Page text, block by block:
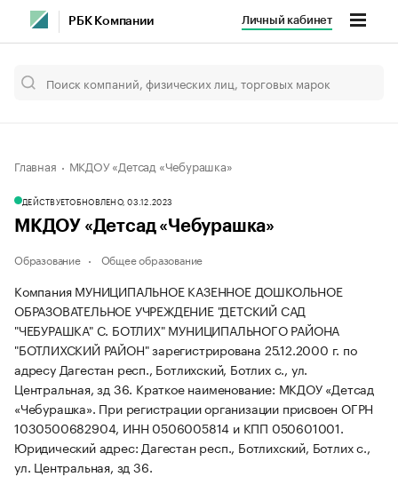
РБК Компании Личный кабинет
Главная МКДОУ «Детсад «Чебурашка»
ДЕЙСТВУЕТОБНОВЛЕНО, 03.12.2023
МКДОУ «Детсад «Чебурашка»
Образование Общее образование
Компания МУНИЦИПАЛЬНОЕ КАЗЕННОЕ ДОШКОЛЬНОЕ
ОБРАЗОВАТЕЛЬНОЕ УЧРЕЖДЕНИЕ "ДЕТСКИЙ САД
"ЧЕБУРАШКА" С. БОТЛИХ" МУНИЦИПАЛЬНОГО РАЙОНА
"БОТЛИХСКИЙ РАЙОН" зарегистрирована 25.12.2000 г. по
адресу Дагестан респ., Ботлихский, Ботлих с., ул.
Центральная, зд 36. Краткое наименование: МКДОУ «Детсад
«Чебурашка». При регистрации организации присвоен ОГРН
1030500682904, ИНН 0506005814 и КПП 050601001.
Юридический адрес: Дагестан респ., Ботлихский, Ботлих с.,
ул. Центральная, зд 36.